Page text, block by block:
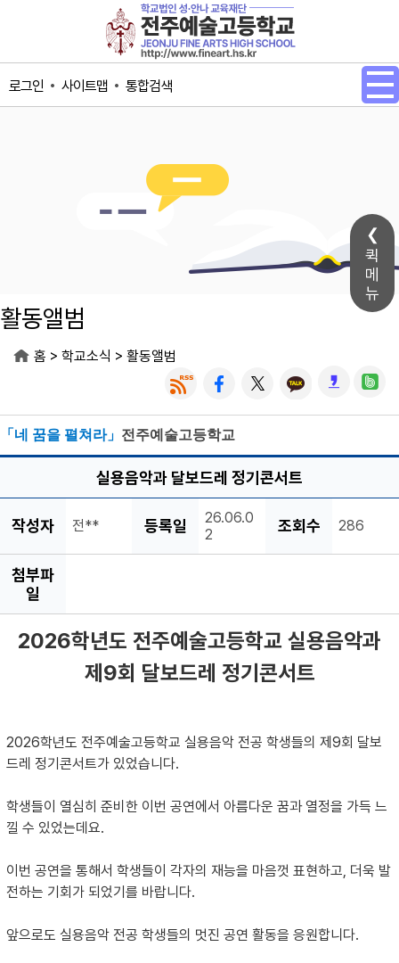
메인메뉴 바로가기
본문내용 바로가기
퀵
메
뉴
로그인 사이트맵 통합검색
활동앨범
홈 > 학교소식 > 활동앨범
「네 꿈을 펼쳐라」 전주예술고등학교
실용음악과 달보드레 정기콘서트
작성자 전** 등록일
26.06.0
2
조회수 286
첨부파
일
2026학년도 전주예술고등학교 실용음악과
제9회 달보드레 정기콘서트
2026학년도 전주예술고등학교 실용음악 전공 학생들의 제9회 달보
드레 정기콘서트가 있었습니다.
학생들이 열심히 준비한 이번 공연에서 아름다운 꿈과 열정을 가득 느
낄 수 있었는데요.
이번 공연을 통해서 학생들이 각자의 재능을 마음껏 표현하고, 더욱 발
전하는 기회가 되었기를 바랍니다.
앞으로도 실용음악 전공 학생들의 멋진 공연 활동을 응원합니다.